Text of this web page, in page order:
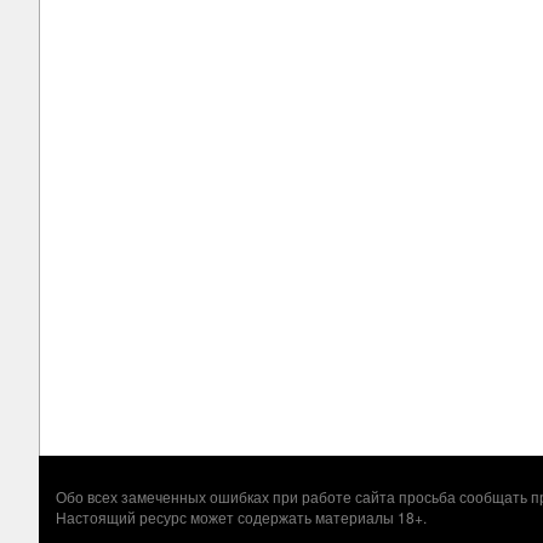
Обо всех замеченных ошибках при работе сайта просьба
Настоящий ресурс может содержать материалы 18+.